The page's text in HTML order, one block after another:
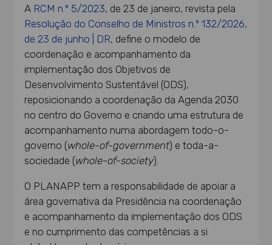
A RCM n.º 5/2023, de 23 de janeiro, revista pela
Resolução do Conselho de Ministros n.º 132/2026,
de 23 de junho | DR, define o modelo de
coordenação e acompanhamento da
implementação dos Objetivos de
Desenvolvimento Sustentável (ODS),
reposicionando a coordenação da Agenda 2030
no centro do Governo e criando uma estrutura de
acompanhamento numa abordagem todo-o-
governo (whole-of-government) e toda-a-
sociedade (whole-of-society).
O PLANAPP tem a responsabilidade de apoiar a
área governativa da Presidência na coordenação
e acompanhamento da implementação dos ODS
e no cumprimento das competências a si